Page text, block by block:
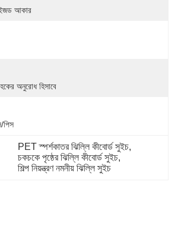
আকার
অনুরোধ হিসাবে
পিস
PET স্পর্শকাতর ঝিল্লি কীবোর্ড সুইচ,
চকচকে পৃষ্ঠের ঝিল্লি কীবোর্ড সুইচ,
শিল্প নিয়ন্ত্রণ নমনীয় ঝিল্লি সুইচ